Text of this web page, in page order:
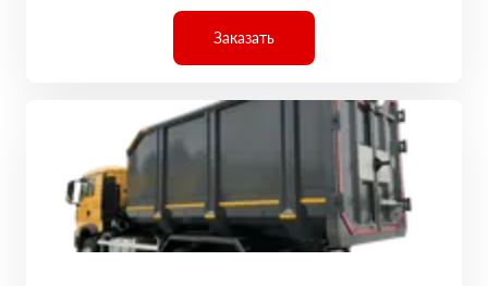
Заказать